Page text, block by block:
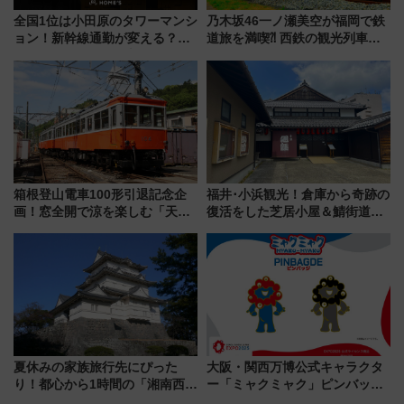
全国1位は小田原のタワーマンシ
ョン！新幹線通勤が変える？
【新築マンション人気ランキン
乃木坂46一ノ瀬美空が福岡で鉄
道旅を満喫⁈ 西鉄の観光列車
CHIKUGO」で巡る福岡･太宰
府･柳川の旅！YouTubeが公開
箱根登山電車100形引退記念企
画！窓全開で涼を楽しむ「天然
福井･小浜観光！倉庫から奇跡の
復活をした芝居小屋＆鯖街道の
でBBQ、老舗お酢店ソフトなど
歴史＆グルメ散歩
夏休みの家族旅行先にぴった
り！都心から1時間の「湘南西エ
大阪・関西万博公式キャラクタ
ー「ミャクミャク」ピンバッジ